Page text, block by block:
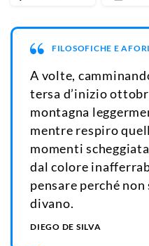
FILOSOFICHE E
A volte,
tersa d’inizio
montagna
mentre respiro
momenti
dal colore
pensare perché
divano.
DIEGO DE SILVA